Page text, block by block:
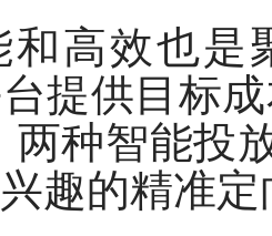
和高效也是
提供目标
两种智能投
趣的精准